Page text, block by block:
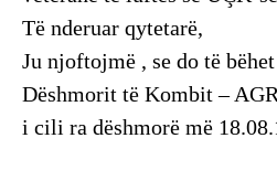
Të nderuar qytetarë,
Ju njoftojmë , se do të
Dëshmorit të Kombit –
i cili ra dëshmorë më